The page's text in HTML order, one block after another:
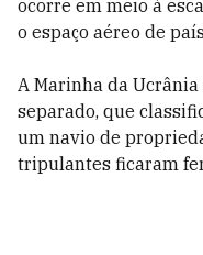
ocorre em meio à
o espaço aéreo de
A Marinha da
separado, que
um navio de
tripulantes ficaram